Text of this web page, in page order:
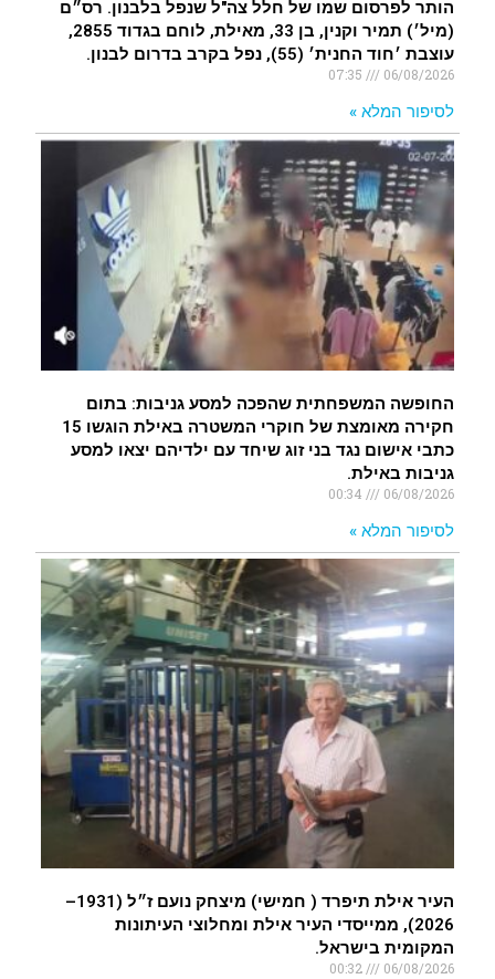
הותר לפרסום שמו של חלל צה"ל שנפל בלבנון. רס״ם
(מיל׳) תמיר וקנין, בן 33, מאילת, לוחם בגדוד 2855,
עוצבת ׳חוד החנית׳ (55), נפל בקרב בדרום לבנון.
06/08/2026
לסיפור המלא »
החופשה המשפחתית שהפכה למסע גניבות: בתום
חקירה מאומצת של חוקרי המשטרה באילת הוגשו 15
כתבי אישום נגד בני זוג שיחד עם ילדיהם יצאו למסע
גניבות באילת.
06/08/2026
לסיפור המלא »
העיר אילת תיפרד ( חמישי) מיצחק נועם ז״ל (1931–
2026), ממייסדי העיר אילת ומחלוצי העיתונות
המקומית בישראל.
06/08/2026
00:32